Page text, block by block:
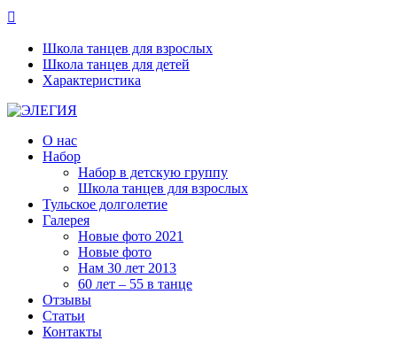

Школа танцев для взрослых
Школа танцев для детей
Характеристика
О нас
Набор
Набор в детскую группу
Школа танцев для взрослых
Тульское долголетие
Галерея
Новые фото 2021
Новые фото
Нам 30 лет 2013
60 лет – 55 в танце
Отзывы
Статьи
Контакты